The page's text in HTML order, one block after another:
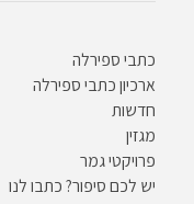
כתבי ספירלה
ארכיון כתבי ספירלה
חדשות
מגזין
פרויקטי גמר
יש לכם סיפור? כתבו לנו